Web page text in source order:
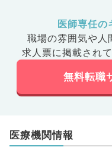
医師専任の
職場の雰囲気や人
求人票に掲載され
無料転職
医療機関情報